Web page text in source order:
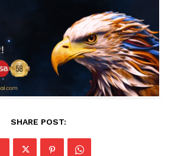
SHARE POST: